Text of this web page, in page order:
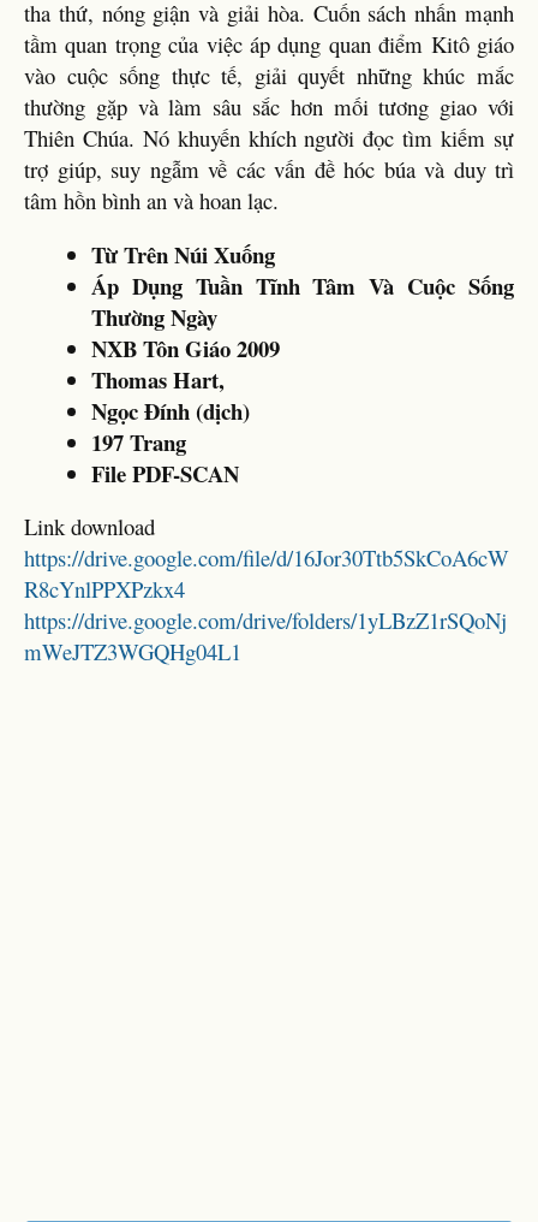
tha thứ, nóng giận và giải hòa. Cuốn sách nhấn mạnh
tầm quan trọng của việc áp dụng quan điểm Kitô giáo
vào cuộc sống thực tế, giải quyết những khúc mắc
thường gặp và làm sâu sắc hơn mối tương giao với
Thiên Chúa. Nó khuyến khích người đọc tìm kiếm sự
trợ giúp, suy ngẫm về các vấn đề hóc búa và duy trì
tâm hồn bình an và hoan lạc.
Từ Trên Núi Xuống
Áp Dụng Tuần Tĩnh Tâm Và Cuộc Sống
Thường Ngày
NXB Tôn Giáo 2009
Thomas Hart,
Ngọc Đính (dịch)
197 Trang
File PDF-SCAN
Link download
https://drive.google.com/file/d/16Jor30Ttb5SkCoA6cW
R8cYnlPPXPzkx4
https://drive.google.com/drive/folders/1yLBzZ1rSQoNj
mWeJTZ3WGQHg04L1